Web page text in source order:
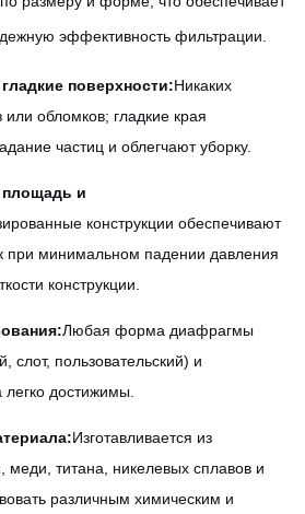
эффективность фильтрации.
поверхности:Никаких
обломков; гладкие края
частиц и облегчают уборку.
площадь и
конструкции обеспечивают
при минимальном падении давления
конструкции.
Любая форма диафрагмы
слот, пользовательский) и
достижимы.
Изготавливается из
титана, никелевых сплавов и
различным химическим и